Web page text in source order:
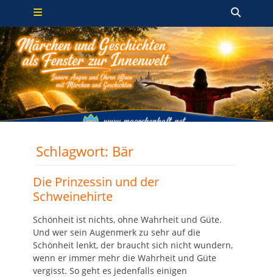
Zum
springen
Primäres Menü
Schlagwort: Bär
Die Prinzessin und der
Schweinehirte
Schönheit ist nichts, ohne Wahrheit und Güte.
Und wer sein Augenmerk zu sehr auf die
Schönheit lenkt, der braucht sich nicht wundern,
wenn er immer mehr die Wahrheit und Güte
vergisst. So geht es jedenfalls einigen